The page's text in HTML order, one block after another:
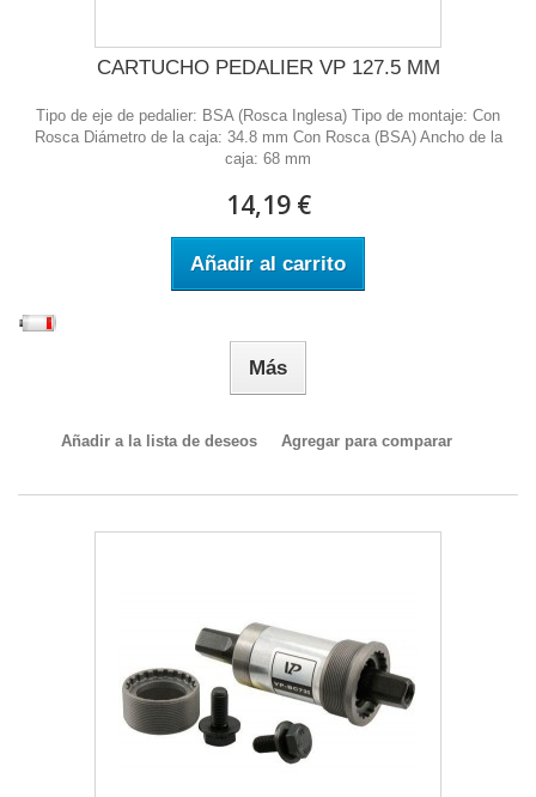
CARTUCHO PEDALIER VP 127.5 MM
Tipo de eje de pedalier: BSA (Rosca Inglesa) Tipo de montaje: Con
Rosca Diámetro de la caja: 34.8 mm Con Rosca (BSA) Ancho de la
caja: 68 mm
14,19 €
Añadir al carrito
Más
Añadir a la lista de deseos Agregar para comparar